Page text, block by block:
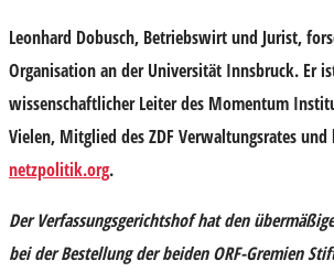
Leonhard Dobusch, Betriebswirt und Jurist,
Organisation an der Universität Innsbruck. Er
wissenschaftlicher Leiter des Momentum
Vielen, Mitglied des ZDF Verwaltungsrates
netzpolitik.org.
Der Verfassungsgerichtshof hat den
bei der Bestellung der beiden ORF-Gremien